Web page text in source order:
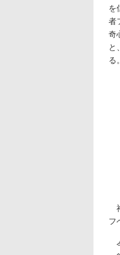
を
者
奇
と
る。
フ